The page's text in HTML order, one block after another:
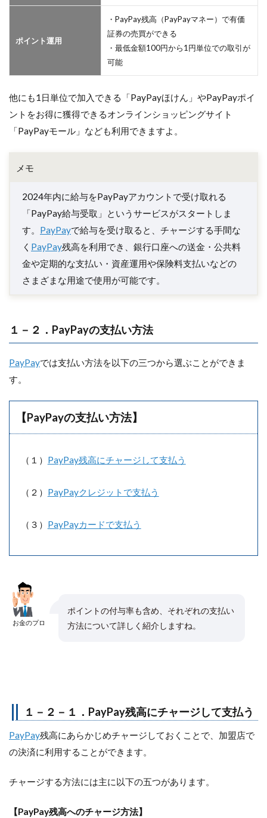
ポイント運用
・PayPay残高（PayPayマネー）で有価
証券の売買ができる
・最低金額100円から1円単位での取引が
可能
他にも1日単位で加入できる「PayPayほけん」やPayPayポイ
ントをお得に獲得できるオンラインショッピングサイト
「PayPayモール」なども利用できますよ。
メモ
2024年内に給与をPayPayアカウントで受け取れる
「PayPay給与受取」というサービスがスタートしま
す。 PayPayで給与を受け取ると、チャージする手間な
く PayPay残高を利用でき、銀行口座への送金・公共料
金や定期的な支払い・資産運用や保険料支払いなどの
さまざまな用途で使用が可能です。
１－２．PayPayの支払い方法
PayPayでは支払い方法を以下の三つから選ぶことができま
す。
【PayPayの支払い方法】
（１） PayPay残高にチャージして支払う
（２） PayPayクレジットで支払う
（３） PayPayカードで支払う
お金のプロ
ポイントの付与率も含め、それぞれの支払い
方法について詳しく紹介しますね。
１－２－１．PayPay残高にチャージして支払う
PayPay残高にあらかじめチャージしておくことで、加盟店で
の決済に利用することができます。
チャージする方法には主に以下の五つがあります。
【PayPay残高へのチャージ方法】